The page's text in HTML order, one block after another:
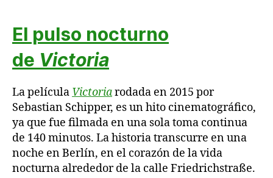
El pulso nocturno
de Victoria
La película Victoriarodada en 2015 por
Sebastian Schipper, es un hito cinematográfico,
ya que fue filmada en una sola toma continua
de 140 minutos. La historia transcurre en una
noche en Berlín, en el corazón de la vida
nocturna alrededor de la calle Friedrichstraße.